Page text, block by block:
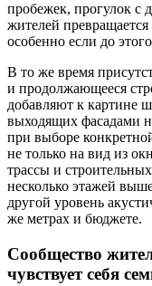
пробежек, прогулок с
жителей
особенно если до
В то же время
и продолжающееся
добавляют к картине
выходящих фасадами
при выборе
не только на вид из
трассы и
несколько этажей
другой уровень
же метрах и бюджете.
Сообщество
чувствует себя